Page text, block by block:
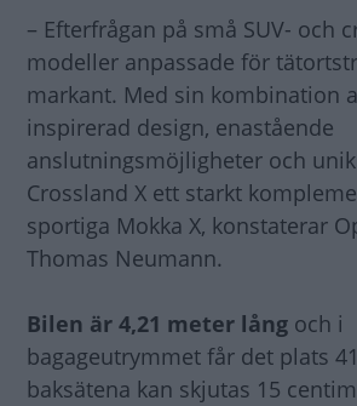
– Efterfrågan på små SUV- och
modeller anpassade för
markant. Med sin kombination
inspirerad design, enastående
anslutningsmöjligheter och
Crossland X ett starkt
sportiga Mokka X, konstaterar
Thomas Neumann.
Bilen är 4,21 meter lång och i
bagageutrymmet får det plats
baksätena kan skjutas 15